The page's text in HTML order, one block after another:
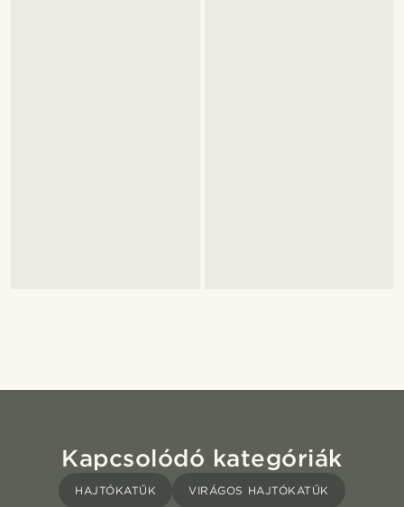
Kapcsolódó kategóriák
HAJTÓKATŰK VIRÁGOS HAJTÓKATŰK